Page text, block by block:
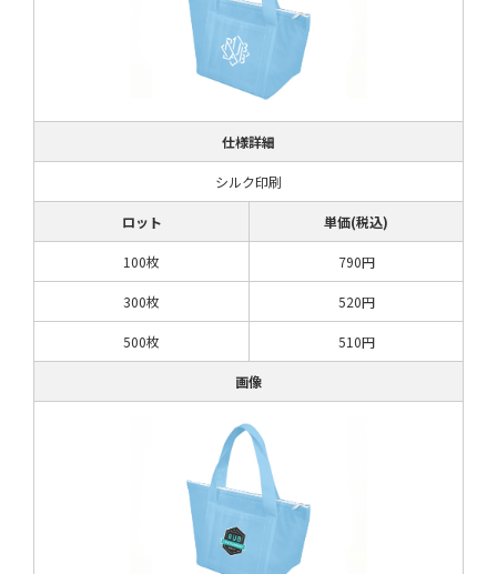
仕様詳細
シルク印刷
ロット 単価(税込)
100枚 790円
300枚 520円
500枚 510円
画像